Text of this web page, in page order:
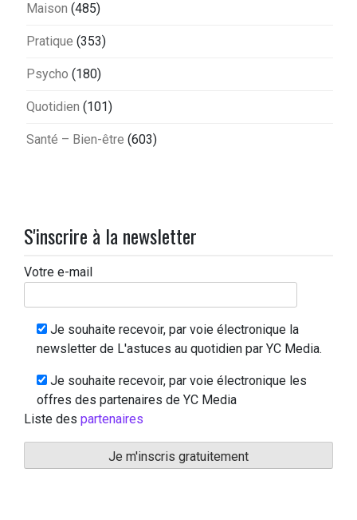
Maison (485)
Pratique (353)
Psycho (180)
Quotidien (101)
Santé – Bien-être (603)
S'inscrire à la newsletter
Votre e-mail
Je souhaite recevoir, par voie électronique la
newsletter de L'astuces au quotidien par YC Media.
Je souhaite recevoir, par voie électronique les
offres des partenaires de YC Media
Liste des partenaires